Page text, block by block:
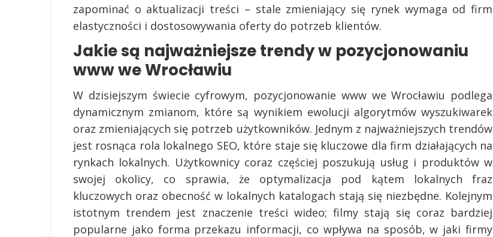
zapominać o aktualizacji treści – stale zmieniający się rynek wymaga od firm
elastyczności i dostosowywania oferty do potrzeb klientów.
Jakie są najważniejsze trendy w pozycjonowaniu
www we Wrocławiu
W dzisiejszym świecie cyfrowym, pozycjonowanie www we Wrocławiu podlega
dynamicznym zmianom, które są wynikiem ewolucji algorytmów wyszukiwarek
oraz zmieniających się potrzeb użytkowników. Jednym z najważniejszych trendów
jest rosnąca rola lokalnego SEO, które staje się kluczowe dla firm działających na
rynkach lokalnych. Użytkownicy coraz częściej poszukują usług i produktów w
swojej okolicy, co sprawia, że optymalizacja pod kątem lokalnych fraz
kluczowych oraz obecność w lokalnych katalogach stają się niezbędne. Kolejnym
istotnym trendem jest znaczenie treści wideo; filmy stają się coraz bardziej
popularne jako forma przekazu informacji, co wpływa na sposób, w jaki firmy